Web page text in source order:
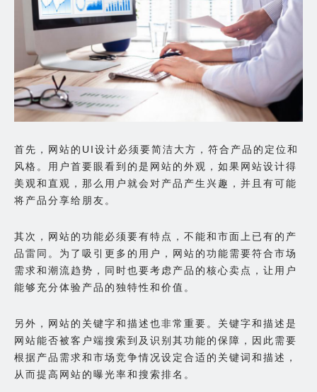
首先，网站的UI设计必须要简洁大方，符合产品的定位和
风格。用户首要眼看到的是网站的外观，如果网站设计得
美观和直观，那么用户就会对产品产生兴趣，并且有可能
将产品分享给朋友。
其次，网站的功能必须要有特点，不能和市面上已有的产
品雷同。为了吸引更多的用户，网站的功能需要符合市场
需求和潮流趋势，同时也要考虑产品的核心卖点，让用户
能够充分体验产品的独特性和价值。
另外，网站的关键字和描述也非常重要。关键字和描述是
网站能否被客户端搜索到及识别其功能的保障，因此需要
根据产品需求和市场竞争情况设定合适的关键词和描述，
从而提高网站的曝光率和搜索排名。